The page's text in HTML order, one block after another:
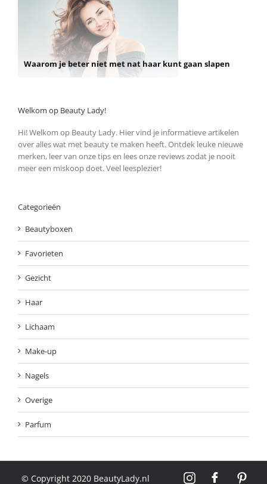
Waarom je beter niet met nat haar kunt gaan slapen
Welkom op Beauty Lady!
Hi! Welkom op Beauty Lady. Hier vind je informatieve artikelen
over alles wat met beauty te maken heeft. Ontdek leuke nieuwe
merken, leer van onze tips en lees onze reviews zodat je nooit
meer een miskoop doet. Veel leesplezier!
Categorieën
Beautyboxen
Favorieten
Gezicht
Haar
Lichaam
Make-up
Nagels
Overige
Parfum
© Copyright 2020 BeautyLady.nl